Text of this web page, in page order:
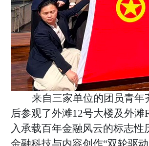
来自三家单位的团员青年
后参观了外滩12号大楼及外滩
入承载百年金融风云的标志性
金融科技与内容创作“双轮驱